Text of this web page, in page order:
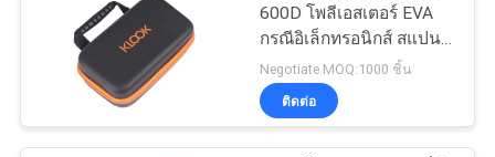
134
600D โพลีเอสเตอร์ EVA
กรณีอิเล็กทรอนิกส์ สแปน
เด็กซ์ ซับ
Negotiate MOQ:1000 ชิ้น
ติดต่อ